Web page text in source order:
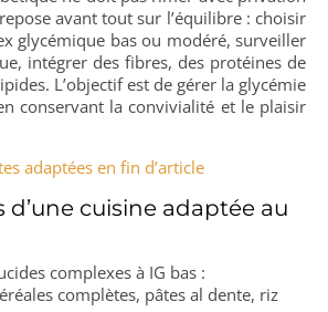
avant tout sur l’équilibre : choisir
glycémique bas ou modéré, surveiller
intégrer des fibres, des protéines de
L’objectif est de gérer la glycémie
conservant la convivialité et le plaisir
adaptées en fin d’article
d’une cuisine adaptée au
complexes à IG bas :
complètes, pâtes al dente, riz